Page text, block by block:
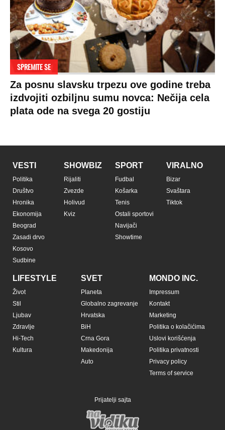
SPREMITE SE
Za posnu slavsku trpezu ove godine treba
izdvojiti ozbiljnu sumu novca: Nečija cela
plata ode na svega 20 gostiju
VESTI
Politika
Društvo
Hronika
Ekonomija
Beograd
Zasadi drvo
Kosovo
Sudbine
SHOWBIZ
Rijaliti
Zvezde
Holivud
Kviz
SPORT
Fudbal
Košarka
Tenis
Ostali sportovi
Navijači
Showtime
VIRALNO
Bizar
Svaštara
Tiktok
LIFESTYLE
Život
Stil
Ljubav
Zdravlje
Hi-Tech
Kultura
SVET
Planeta
Globalno zagrevanje
Hrvatska
BiH
Crna Gora
Makedonija
Auto
MONDO INC.
Impressum
Kontakt
Marketing
Politika o kolačićima
Uslovi korišćenja
Politika privatnosti
Privacy policy
Terms of service
Prijatelji sajta